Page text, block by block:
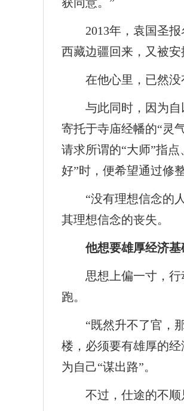
2013年，袁国圣
西藏边疆回来，又被安
在他心里，已然没
与此同时，因为
寄托于寺庙经幡的“灵
请求所谓的“大师”指
好”时，便希望通过修
“没有理想信念的
其理想信念的丧失。
他想要雄厚经济
思想上偏一寸，
跑。
“既然升不了官，
楼，必须要有雄厚的
为自己“谋出路”。
不过，仕途的不顺